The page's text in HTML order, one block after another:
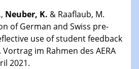
, Neuber, K. & Raaflaub, M.
of German and Swiss pre-
use of student feedback
im Rahmen des AERA
2021.